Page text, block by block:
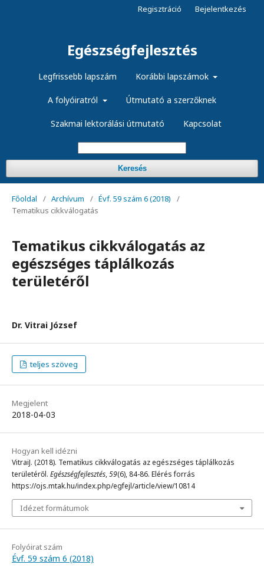
Egészségfejlesztés
Legfrissebb lapszám Korábbi lapszámok
A folyóiratról Útmutató a szerzőknek
Szakmai lektorálási útmutató Kapcsolat
Keresés
Regisztráció Bejelentkezés
Főoldal / Archívum / Évf. 59 szám 6 (2018)
/
Tematikus cikkválogatás
Tematikus cikkválogatás az
egészséges táplálkozás
területéről
Dr. Vitrai József
teljes szöveg
Megjelent
2018-04-03
Hogyan kell idézni
VitraiJ. (2018). Tematikus cikkválogatás az egészséges táplálkozás
területéről. Egészségfejlesztés,59(6), 84-86. Elérés forrás
https://ojs.mtak.hu/index.php/egfejl/article/view/10814
Idézet formátumok
Folyóirat szám
Évf. 59 szám 6 (2018)